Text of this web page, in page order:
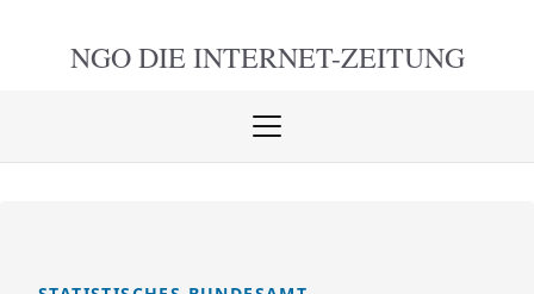
NGO DIE INTERNET-ZEITUNG
Menü